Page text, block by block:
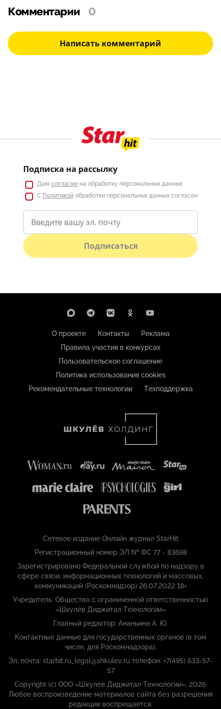
Комментарии 0
Написать комментарий
Подписка на рассылку
Даю согласие на обработку персональных данных
С Политикой обработки персональных данных согласен
Подписаться
О проекте Контакты
Реклама
Правила участия в конкурсах
Пользовательское соглашение
Политика использования cookies
Рекомендательные технологии
Техподдержка
Сетевое издание Онлайн журнал StarHit
Регистрационный номер ЭЛ № ФС 77 - 83698
Зарегистрировано Федеральной службой по надзору в
сфере связи, информационных технологий и массовых,
коммуникаций (Роскомнадзор) 26.07.2022 18+
Учредитель: Общество с ограниченной ответственностью
«Шкулёв Диджитал Технологии»
Главный редактор: Ананьина А. Ю.
Контактные данные для государственных органов (в том
числе, для Роскомнадзора):
Эл. почта: starhit.ru_legal@shkulev.ru телефон: +7(495) 633-57-
57
Copyright (с) ООО «Шкулёв Диджитал Технологии», 2026.
Любое воспроизведение материалов сайта без разрешения
редакции воспрещается.